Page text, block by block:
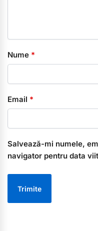
Nume *
Email *
Salvează-mi numele,
navigator pentru data